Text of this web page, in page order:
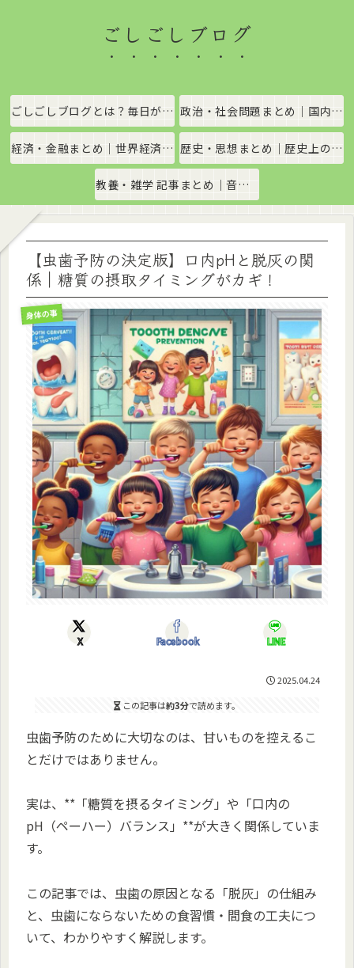
ごしごしブログ
ごしごしブログとは？毎日がちょっと楽しくなる情報発信サイト 政治・社会問題まとめ｜国内政治・国際情勢をわかりやすく解説
経済・金融まとめ｜世界経済・金融市場をわかりやすく解説 歴史・思想まとめ｜歴史上の出来事や思想・哲学をわかりやすく解説
教養・雑学 記事まとめ｜音楽、科学、社会の豆知識をわかりやすく解説
【虫歯予防の決定版】口内pHと脱灰の関
係｜糖質の摂取タイミングがカギ！
身体の事
X Facebook LINE
2025.04.24
この記事は約3分で読めます。
虫歯予防のために大切なのは、甘いものを控えるこ
とだけではありません。
実は、**「糖質を摂るタイミング」や「口内の
pH（ペーハー）バランス」**が大きく関係していま
す。
この記事では、虫歯の原因となる「脱灰」の仕組み
と、虫歯にならないための食習慣・間食の工夫につ
いて、わかりやすく解説します。